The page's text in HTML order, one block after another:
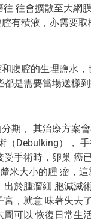
往會擴散至大網
有積液，亦需要取
腹腔的生理鹽水
是需要當場送樣
期， 其治療方案
（Debulking），
手術時，卵巢 癌
米大小的腫 瘤，
於腫瘤細 胞減滅
，就意 味著失
可以 恢復日常生